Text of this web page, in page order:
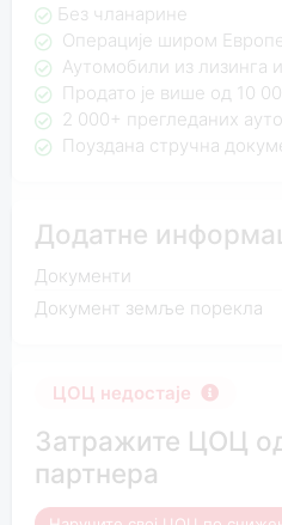
Без чланарине
Операције широм
Аутомобили из лизинга
Продато је више од 10
2 000+ прегледаних
Поуздана стручна
Додатне
Документи
Документ земље порекла
ЦОЦ недостаје
Затражите ЦОЦ
партнера